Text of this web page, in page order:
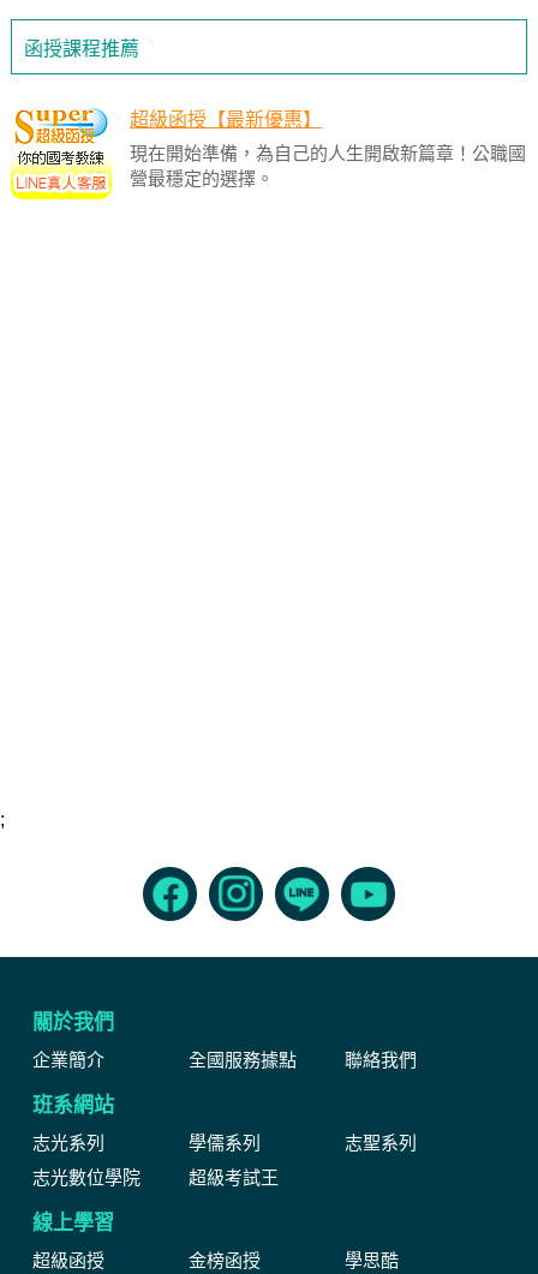
函授課程推薦
超級函授【最新優惠】
現在開始準備，為自己的人生開啟新篇章！公職國
營最穩定的選擇。
;
關於我們
企業簡介 全國服務據點 聯絡我們
班系網站
志光系列 學儒系列
志聖系列
志光數位學院
超級考試王
線上學習
超級函授 金榜函授 學思酷